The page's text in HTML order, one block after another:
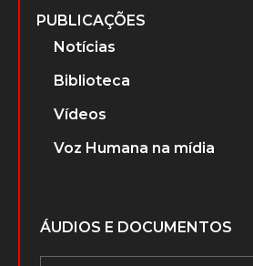
PUBLICAÇÕES
Notícias
Biblioteca
Vídeos
Voz Humana na mídia
ÁUDIOS E DOCUMENTOS